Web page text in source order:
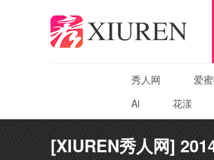
秀人网 爱
Ai
花漾
[XIUREN秀人网]